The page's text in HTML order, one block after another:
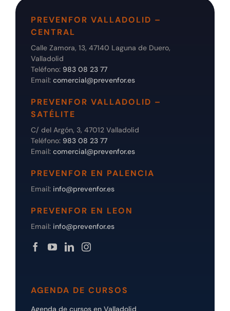
PREVENFOR VALLADOLID –
CENTRAL
Calle Zamora, 13, 47140 Laguna de Duero,
Valladolid
Teléfono: 983 08 23 77
Email: comercial@prevenfor.es
PREVENFOR VALLADOLID –
SATÉLITE
C/ del Argón, 3, 47012 Valladolid
Teléfono: 983 08 23 77
Email: comercial@prevenfor.es
PREVENFOR EN PALENCIA
Email: info@prevenfor.es
PREVENFOR EN LEON
Email: info@prevenfor.es
AGENDA DE CURSOS
Agenda de cursos en Valladolid